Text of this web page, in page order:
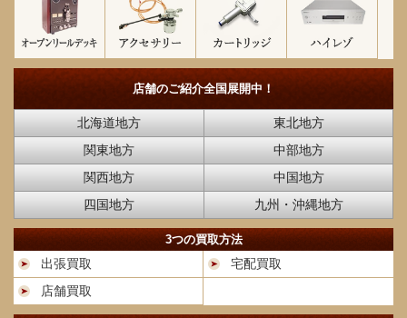
店舗のご紹介全国展開中！
北海道地方
東北地方
関東地方
中部地方
関西地方
中国地方
四国地方
九州・沖縄地方
3つの買取方法
出張買取
宅配買取
店舗買取